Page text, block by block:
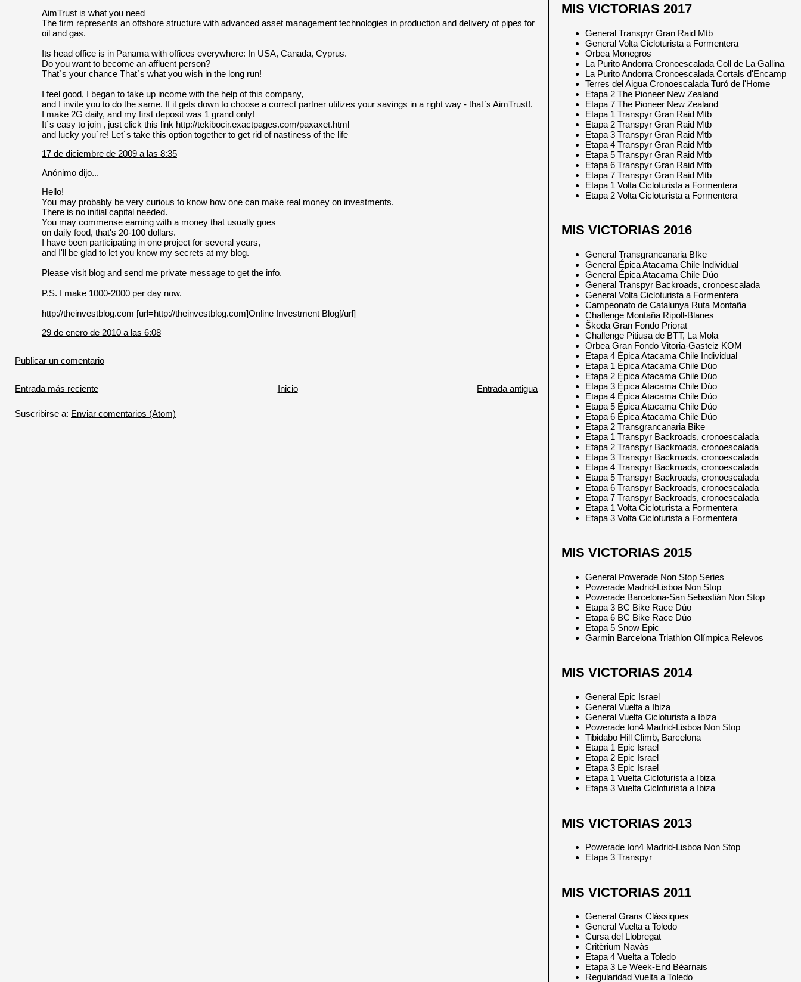
AimTrust is what you need
The firm represents an offshore structure with advanced asset management technologies in production and delivery of pipes for
oil and gas.
Its head office is in Panama with offices everywhere: In USA, Canada, Cyprus.
Do you want to become an affluent person?
That`s your chance That`s what you wish in the long run!
I feel good, I began to take up income with the help of this company,
and I invite you to do the same. If it gets down to choose a correct partner utilizes your savings in a right way - that`s AimTrust!.
I make 2G daily, and my first deposit was 1 grand only!
It`s easy to join , just click this link http://tekibocir.exactpages.com/paxaxet.html
and lucky you`re! Let`s take this option together to get rid of nastiness of the life
17 de diciembre de 2009 a las 8:35
Anónimo dijo...
Hello!
You may probably be very curious to know how one can make real money on investments.
There is no initial capital needed.
You may commense earning with a money that usually goes
on daily food, that's 20-100 dollars.
I have been participating in one project for several years,
and I'll be glad to let you know my secrets at my blog.
Please visit blog and send me private message to get the info.
P.S. I make 1000-2000 per day now.
http://theinvestblog.com [url=http://theinvestblog.com]Online Investment Blog[/url]
29 de enero de 2010 a las 6:08
Publicar un comentario
Entrada más reciente Entrada antigua
Inicio
Suscribirse a: Enviar comentarios (Atom)
MIS VICTORIAS 2017
General Transpyr Gran Raid Mtb
General Volta Cicloturista a Formentera
Orbea Monegros
La Purito Andorra Cronoescalada Coll de La Gallina
La Purito Andorra Cronoescalada Cortals d'Encamp
Terres del Aigua Cronoescalada Turó de l'Home
Etapa 2 The Pioneer New Zealand
Etapa 7 The Pioneer New Zealand
Etapa 1 Transpyr Gran Raid Mtb
Etapa 2 Transpyr Gran Raid Mtb
Etapa 3 Transpyr Gran Raid Mtb
Etapa 4 Transpyr Gran Raid Mtb
Etapa 5 Transpyr Gran Raid Mtb
Etapa 6 Transpyr Gran Raid Mtb
Etapa 7 Transpyr Gran Raid Mtb
Etapa 1 Volta Cicloturista a Formentera
Etapa 2 Volta Cicloturista a Formentera
MIS VICTORIAS 2016
General Transgrancanaria BIke
General Épica Atacama Chile Individual
General Épica Atacama Chile Dúo
General Transpyr Backroads, cronoescalada
General Volta Cicloturista a Formentera
Campeonato de Catalunya Ruta Montaña
Challenge Montaña Ripoll-Blanes
Škoda Gran Fondo Priorat
Challenge Pitiusa de BTT, La Mola
Orbea Gran Fondo Vitoria-Gasteiz KOM
Etapa 4 Épica Atacama Chile Individual
Etapa 1 Épica Atacama Chile Dúo
Etapa 2 Épica Atacama Chile Dúo
Etapa 3 Épica Atacama Chile Dúo
Etapa 4 Épica Atacama Chile Dúo
Etapa 5 Épica Atacama Chile Dúo
Etapa 6 Épica Atacama Chile Dúo
Etapa 2 Transgrancanaria Bike
Etapa 1 Transpyr Backroads, cronoescalada
Etapa 2 Transpyr Backroads, cronoescalada
Etapa 3 Transpyr Backroads, cronoescalada
Etapa 4 Transpyr Backroads, cronoescalada
Etapa 5 Transpyr Backroads, cronoescalada
Etapa 6 Transpyr Backroads, cronoescalada
Etapa 7 Transpyr Backroads, cronoescalada
Etapa 1 Volta Cicloturista a Formentera
Etapa 3 Volta Cicloturista a Formentera
MIS VICTORIAS 2015
General Powerade Non Stop Series
Powerade Madrid-Lisboa Non Stop
Powerade Barcelona-San Sebastián Non Stop
Etapa 3 BC Bike Race Dúo
Etapa 6 BC Bike Race Dúo
Etapa 5 Snow Epic
Garmin Barcelona Triathlon Olímpica Relevos
MIS VICTORIAS 2014
General Epic Israel
General Vuelta a Ibiza
General Vuelta Cicloturista a Ibiza
Powerade Ion4 Madrid-Lisboa Non Stop
Tibidabo Hill Climb, Barcelona
Etapa 1 Epic Israel
Etapa 2 Epic Israel
Etapa 3 Epic Israel
Etapa 1 Vuelta Cicloturista a Ibiza
Etapa 3 Vuelta Cicloturista a Ibiza
MIS VICTORIAS 2013
Powerade Ion4 Madrid-Lisboa Non Stop
Etapa 3 Transpyr
MIS VICTORIAS 2011
General Grans Clàssiques
General Vuelta a Toledo
Cursa del Llobregat
Critèrium Navàs
Etapa 4 Vuelta a Toledo
Etapa 3 Le Week-End Béarnais
Regularidad Vuelta a Toledo